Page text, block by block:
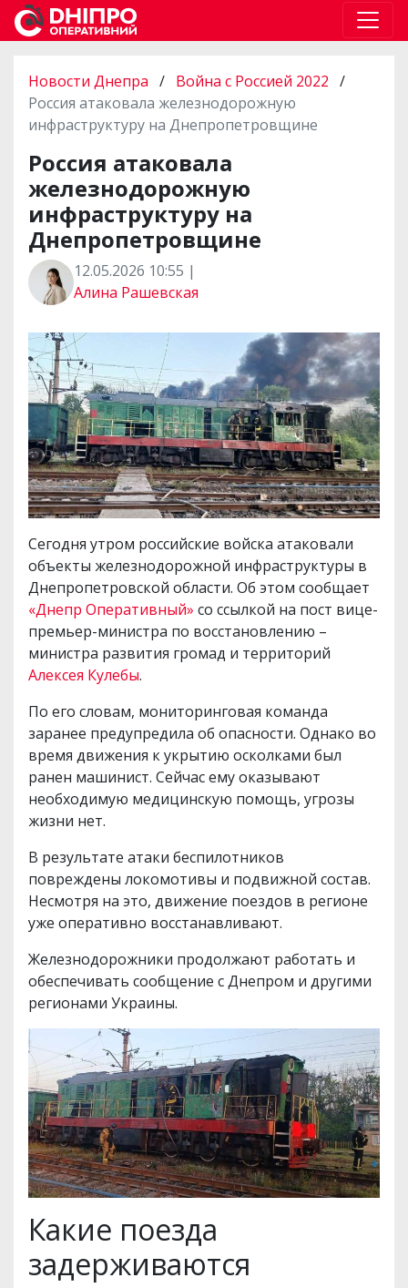
Новости Днепра / Война с Россией 2022 /
Россия атаковала железнодорожную
инфраструктуру на Днепропетровщине
Россия атаковала
железнодорожную
инфраструктуру на
Днепропетровщине
12.05.2026 10:55 |
Алина Рашевская
Сегодня утром российские войска атаковали
объекты железнодорожной инфраструктуры в
Днепропетровской области. Об этом сообщает
«Днепр Оперативный» со ссылкой на пост вице-
премьер-министра по восстановлению –
министра развития громад и территорий
Алексея Кулебы.
По его словам, мониторинговая команда
заранее предупредила об опасности. Однако во
время движения к укрытию осколками был
ранен машинист. Сейчас ему оказывают
необходимую медицинскую помощь, угрозы
жизни нет.
В результате атаки беспилотников
повреждены локомотивы и подвижной состав.
Несмотря на это, движение поездов в регионе
уже оперативно восстанавливают.
Железнодорожники продолжают работать и
обеспечивать сообщение с Днепром и другими
регионами Украины.
Какие поезда
задерживаются